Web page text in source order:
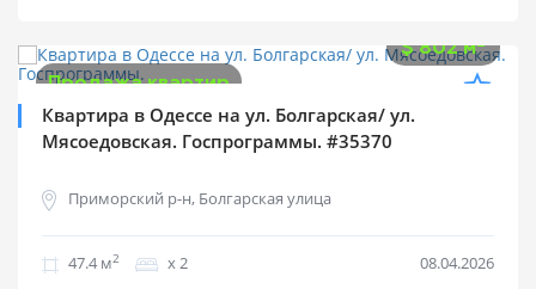
$802 м2
Продажа квартир
Квартира в Одессе на ул. Болгарская/ ул.
Мясоедовская. Госпрограммы. #35370
Приморский р-н, Болгарская улица
47.4 м2 х 2 08.04.2026